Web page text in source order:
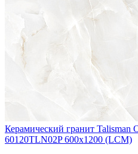
Керамический гранит Talisman
60120TLN02P 600x1200 (LCM)